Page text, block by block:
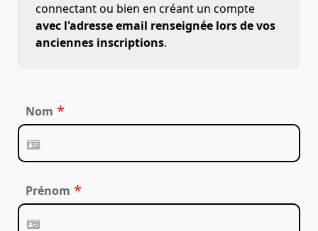
connectant ou bien en créant un compte
avec l'adresse email renseignée lors de vos
anciennes inscriptions.
Nom *
Prénom *